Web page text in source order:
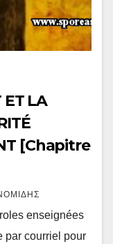
ET LA
[Chapitre
enseignées
par courriel pour